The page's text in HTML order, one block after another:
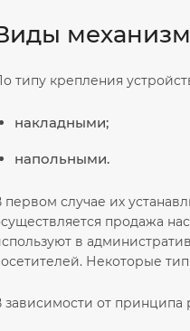
типу крепления
накладными;
напольными.
первом случае их
продажа
в
Некоторые
зависимости от принципа